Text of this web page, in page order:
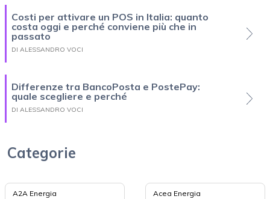
Costi per attivare un POS in Italia: quanto
costa oggi e perché conviene più che in
passato
DI ALESSANDRO VOCI
Differenze tra BancoPosta e PostePay:
quale scegliere e perché
DI ALESSANDRO VOCI
Categorie
A2A Energia Acea Energia